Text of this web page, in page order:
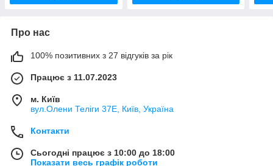
Про нас
100% позитивних з 27 відгуків за рік
Працює з 11.07.2023
м. Київ
вул.Олени Теліги 37Е, Київ, Україна
Контакти
Сьогодні працює з 10:00 до 18:00
Показати весь графік роботи